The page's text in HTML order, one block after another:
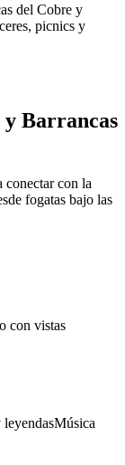
del Cobre y
picnics y
y Barrancas
conectar con la
fogatas bajo las
con vistas
leyendasMúsica